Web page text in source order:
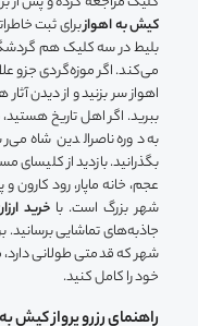
کیش به اهوازبرای ثبت
بلیط در سه کلیک هم
می‌کند. اگر موزه‌گردی جزو
اهواز سر بزنید و از دیدن
ببرید. اگر اهل تاریخ
به دوره ناصرالدین شاه
بگذرانید. بازدید از
عجم، خانه ماپار، رود
شهر بزرگ است. با خرید
جاذبه‌های تماشایی برسانید.
شهر که قدمتی طولانی دارد،
خود را کامل کنید.
راهنمای رزرو پرواز کیش